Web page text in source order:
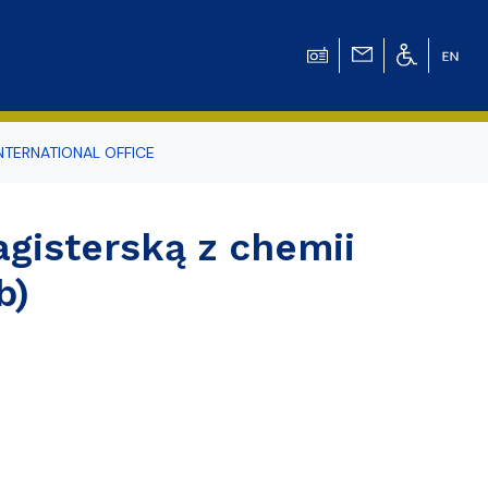
Tomasz Pluciński
OFFICE
z chemii